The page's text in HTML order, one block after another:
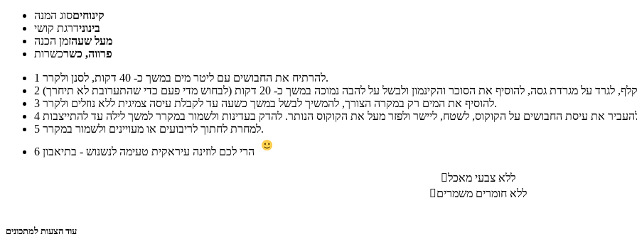
קינוחיםסוג המנה
בינונידרגת קושי
מעל שעהזמן הכנה
פרווה, כשרכשרות
1
להרתיח את החבושים עם ליטר מים במשך כ- 40 דקות, לסנן ולקרר.
2
3
להוסיף את המים רק במקרה הצורך, להמשיך לבשל במשך כשעה עד לקבלת עיסה צמיגית ללא נוזלים ולקרר.
4
5
למחרת לחתוך לריבועים או מעויינים ולשמור במקרר.
6
ללא צבעי מאכל
ללא חומרים משמרים
עוד הצעות למתכונים